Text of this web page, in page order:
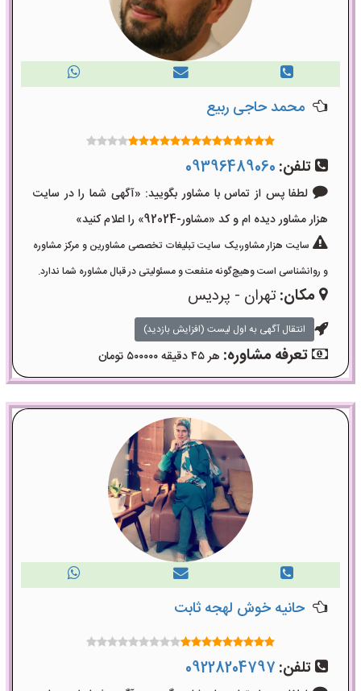
محمد حاجی ربیع
تلفن: 09396489060
لطفا پس از تماس با مشاور بگویید: «آگهی شما را در سایت
هزار مشاور دیده ام و کد «مشاور-92024» را اعلام کنید»
سایت هزار مشاور،یک سایت تبلیغات تخصصی مشاورین و مرکز مشاوره
و روانشناسی است وهیچ‌گونه منفعت و مسئولیتی در قبال مشاوره شما ندارد.
مکان:تهران - پردیس
انتقال آگهی به اول لیست (افزایش بازدید)
تعرفه مشاوره: هر ۴۵ دقیقه ۵۰۰۰۰۰ تومان
حانیه خوش لهجه ثابت
تلفن: 09228204797